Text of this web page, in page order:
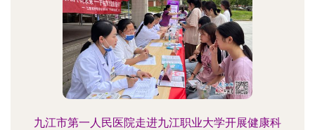
九江市第一人民医院走进九江职业大学开展健康科